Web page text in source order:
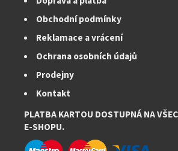
Obchodní podmínky
Reklamace a vrácení
Ochrana osobních údajů
Prodejny
Kontakt
PLATBA KARTOU DOSTUPNÁ NA
E-SHOPU.